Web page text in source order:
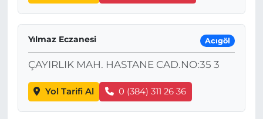
Yılmaz Eczanesi Acıgöl
ÇAYIRLIK MAH. HASTANE CAD.NO:35 3
Yol Tarifi Al 0 (384) 311 26 36